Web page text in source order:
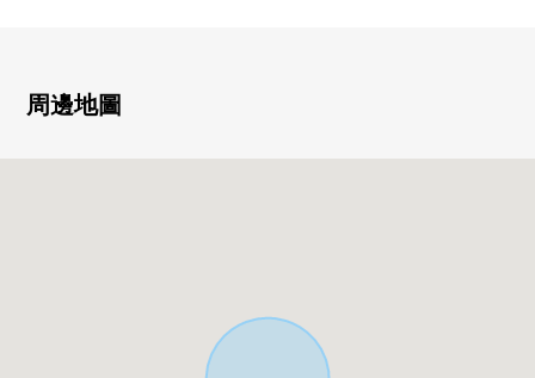
0 約19張塌塌米LDK
周邊地圖